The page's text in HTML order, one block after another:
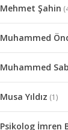
Mehmet Şahin
Muhammed
Muhammed
Musa Yıldız (1)
Psikolog İmren